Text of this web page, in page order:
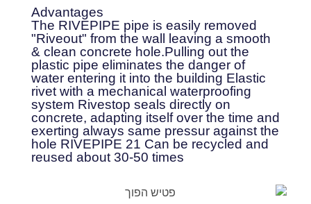
Advantages
The RIVEPIPE pipe is easily removed
"Riveout" from the wall leaving a smooth
& clean concrete hole.Pulling out the
plastic pipe eliminates the danger of
water entering it into the building Elastic
rivet with a mechanical waterproofing
system Rivestop seals directly on
concrete, adapting itself over the time and
exerting always same pressur against the
hole RIVEPIPE 21 Can be recycled and
reused about 30-50 times